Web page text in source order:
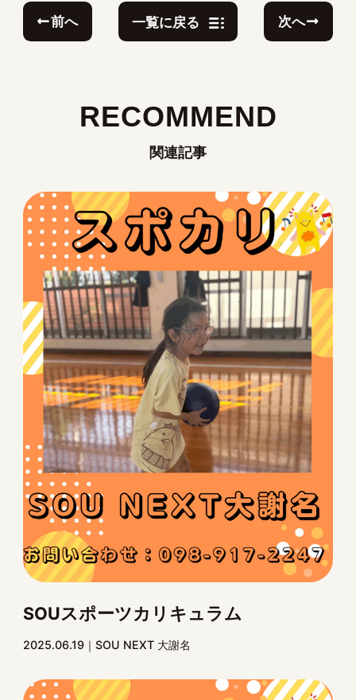
前へ 一覧に戻る 次へ
RECOMMEND
関連記事
SOUスポーツカリキュラム
2025.06.19 SOU NEXT 大謝名